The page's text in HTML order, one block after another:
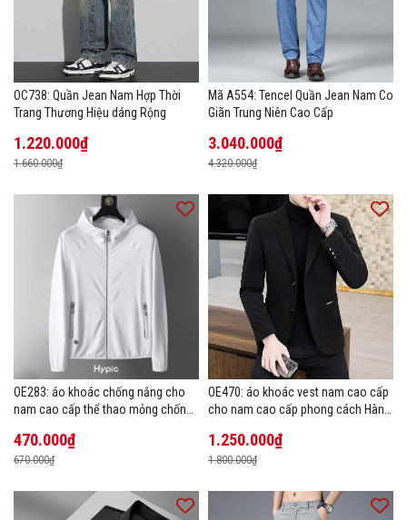
OC738: Quần Jean Nam Hợp Thời
Trang Thương Hiệu dáng Rộng
1.220.000₫
1.660.000₫
Mã A554: Tencel Quần Jean Nam Co
Giãn Trung Niên Cao Cấp
3.040.000₫
4.320.000₫
OE283: áo khoác chống nắng cho
nam cao cấp thể thao mỏng chống
470.000₫
670.000₫
OE470: áo khoác vest nam cao cấp
cho nam cao cấp phong cách Hàn
1.250.000₫
1.800.000₫